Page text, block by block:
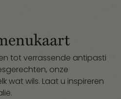
tot verrassende antipasti
onze
wat wils. Laat u inspireren